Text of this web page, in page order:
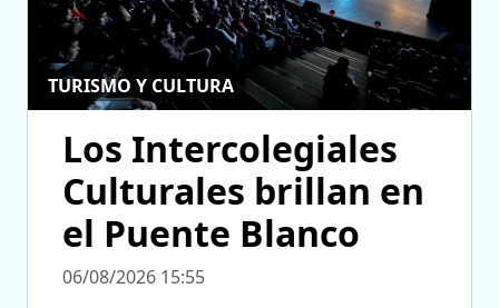
TURISMO Y CULTURA
Los Intercolegiales
Culturales brillan en
el Puente Blanco
06/08/2026 15:55